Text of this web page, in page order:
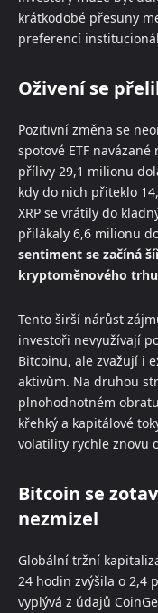
krátkodobé přesuny
preferencí
Oživení se
Pozitivní změna se
spotové ETF navázané
přílivy 29,1 milionu
kdy do nich přiteklo
XRP se vrátily do
přilákaly 6,6 milionu
sentiment se začíná
kryptoměnového trhu
Tento širší nárůst
investoři nevyužívají
Bitcoinu, ale zvažují i
aktivům. Na druhou
plnohodnotném
křehký a kapitálové
volatility rychle znovu
Bitcoin se
nezmizel
Globální tržní
24 hodin zvýšila o 2,4
vyplývá z údajů